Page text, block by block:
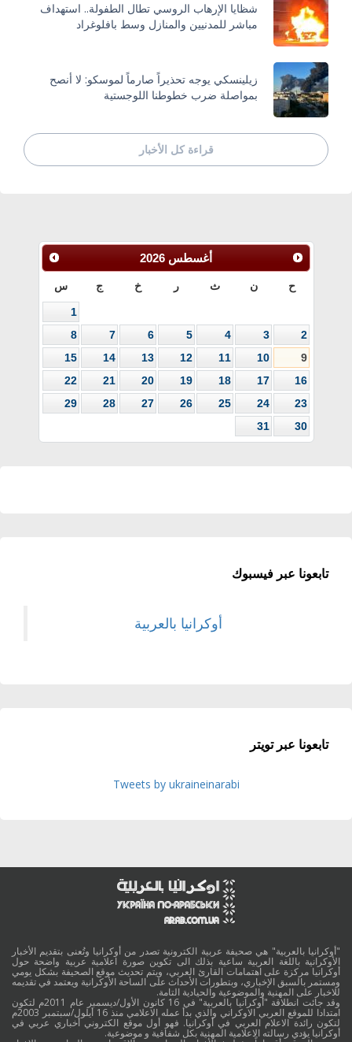
شظايا الإرهاب الروسي تطال الطفولة.. استهداف
مباشر للمدنيين والمنازل وسط بافلوغراد
زيلينسكي يوجه تحذيراً صارماً لموسكو: لا أنصح
بمواصلة ضرب خطوطنا اللوجستية
قراءة كل الأخبار
أغسطس 2026
ح ن ث ر خ ج س
1
2
3
4
5
6
7
8
9
10
11
12
13
14
15
16
17
18
19
20
21
22
23
24
25
26
27
28
29
30
31
تابعونا عبر فيسبوك
أوكرانيا بالعربية
تابعونا عبر تويتر
Tweets by ukraineinarabi
"أوكرانيا بالعربية" هي صحيفة عربية الكترونية تصدر من أوكرانيا وتُعنى بتقديم الأخبار
الأوكرانية باللغة العربية ساعية بذلك الى تكوين صورة اعلامية عربية واضحة حول
أوكرانيا مركزة على اهتمامات القارئ العربي، ويتم تحديث موقع الصحيفة بشكل يومي
ومستمر بالسبق الإخباري، وبتطورات الأحداث على الساحة الأوكرانية ويعتمد في تقديمه
للاخبار على المهنية والموضوعية والحيادية التامة.
وقد جائت انطلاقة "أوكرانيا بالعربية" في 16 كانون الأول/ديسمبر عام 2011م لتكون
امتدادا للموقع العربي الاوكراني والذي بدأ عمله الاعلامي منذ 16 أيلول/سبتمبر 2003م
لتكون رائدة الاعلام العربي في أوكرانيا. فهو أول موقع الكتروني أخباري عربي في
أوكرانيا يؤدي رسالته الاعلامية المهنية بكل شفافية و موضوعية.